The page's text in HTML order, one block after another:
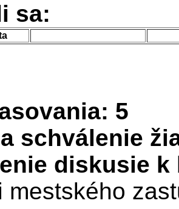
sa:
5
schválenie
diskusie k
mestského